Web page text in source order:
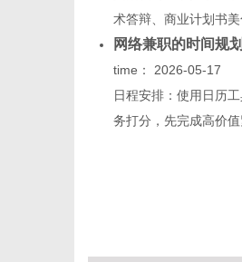
术答辩、商业计划书
网络兼职的时间规
time：
2026-05-17
日程安排：使用日历
务打分，先完成高价